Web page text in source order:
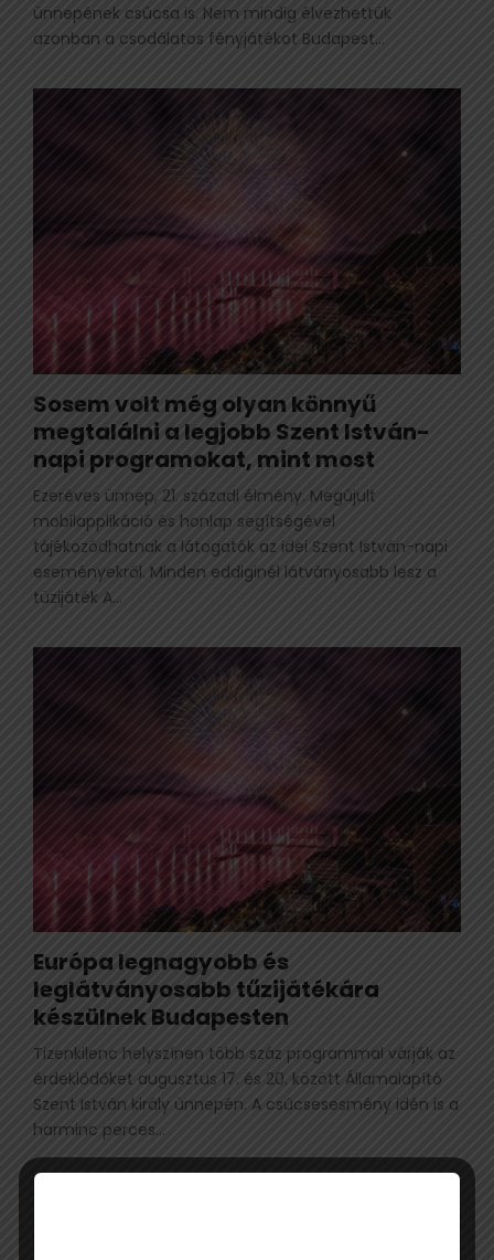
ünnepének csúcsa is. Nem mindig élvezhettük
azonban a csodálatos fényjátékot Budapest...
Sosem volt még olyan könnyű
megtalálni a legjobb Szent István-
napi programokat, mint most
Ezeréves ünnep, 21. századi élmény. Megújult
mobilapplikáció és honlap segítségével
tájékozódhatnak a látogatók az idei Szent István-napi
eseményekről. Minden eddiginél látványosabb lesz a
tüzijáték A...
Európa legnagyobb és
leglátványosabb tűzijátékára
készülnek Budapesten
Tizenkilenc helyszínen több száz programmal várják az
érdeklődőket augusztus 17. és 20. között Államalapító
Szent István király ünnepén. A csúcsesesmény idén is a
harminc perces...